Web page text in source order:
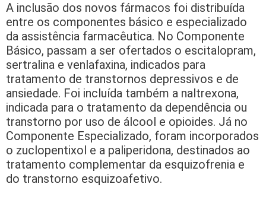
A inclusão dos novos fármacos foi distribuída
entre os componentes básico e especializado
da assistência farmacêutica. No Componente
Básico, passam a ser ofertados o escitalopram,
sertralina e venlafaxina, indicados para
tratamento de transtornos depressivos e de
ansiedade. Foi incluída também a naltrexona,
indicada para o tratamento da dependência ou
transtorno por uso de álcool e opioides. Já no
Componente Especializado, foram incorporados
o zuclopentixol e a paliperidona, destinados ao
tratamento complementar da esquizofrenia e
do transtorno esquizoafetivo.